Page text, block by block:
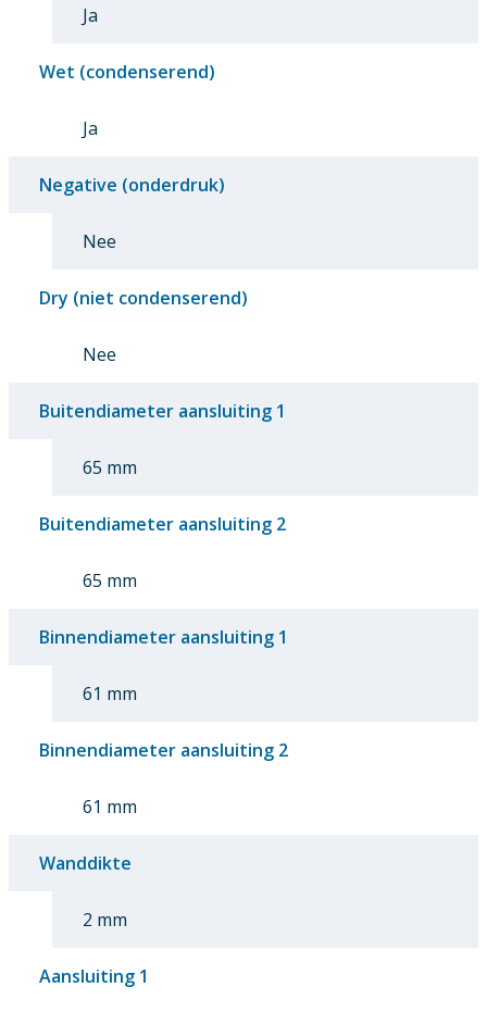
Ja
Wet (condenserend)
Ja
Negative (onderdruk)
Nee
Dry (niet condenserend)
Nee
Buitendiameter aansluiting 1
65 mm
Buitendiameter aansluiting 2
65 mm
Binnendiameter aansluiting 1
61 mm
Binnendiameter aansluiting 2
61 mm
Wanddikte
2 mm
Aansluiting 1